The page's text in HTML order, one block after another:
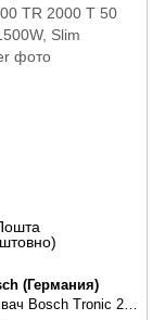
(Германия)
Водонагрівач Bosch Tronic 2000 TR 2000 T 50 SB/50л, 1500W, Slim